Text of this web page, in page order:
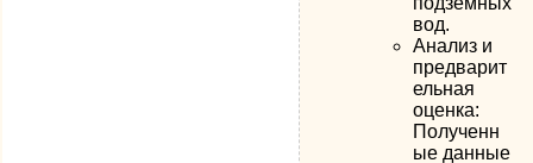
вод.
Анализ и
предварит
ельная
оценка:
Полученн
ые данные